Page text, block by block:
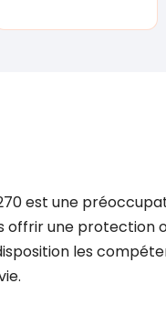
est une
offrir une protection
les